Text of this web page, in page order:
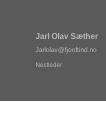
Jarl Olav Sæther
Jarlol av@fjordtind.no
Nestleder